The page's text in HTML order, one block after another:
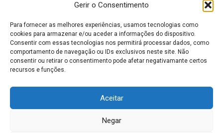
Este site utiliza cookies. Ao navegar no site
estará a consentir a sua utilização.
Gerir o Consentimento
Para fornecer as melhores experiências, usamos tecnologias como
cookies para armazenar e/ou aceder a informações do dispositivo.
Consentir com essas tecnologias nos permitirá processar dados, como
comportamento de navegação ou IDs exclusivos neste site. Não
consentir ou retirar o consentimento pode afetar negativamante certos
recursos e funções.
Aceitar
Negar
Sobre Nós
Downloads
Política de privacidade